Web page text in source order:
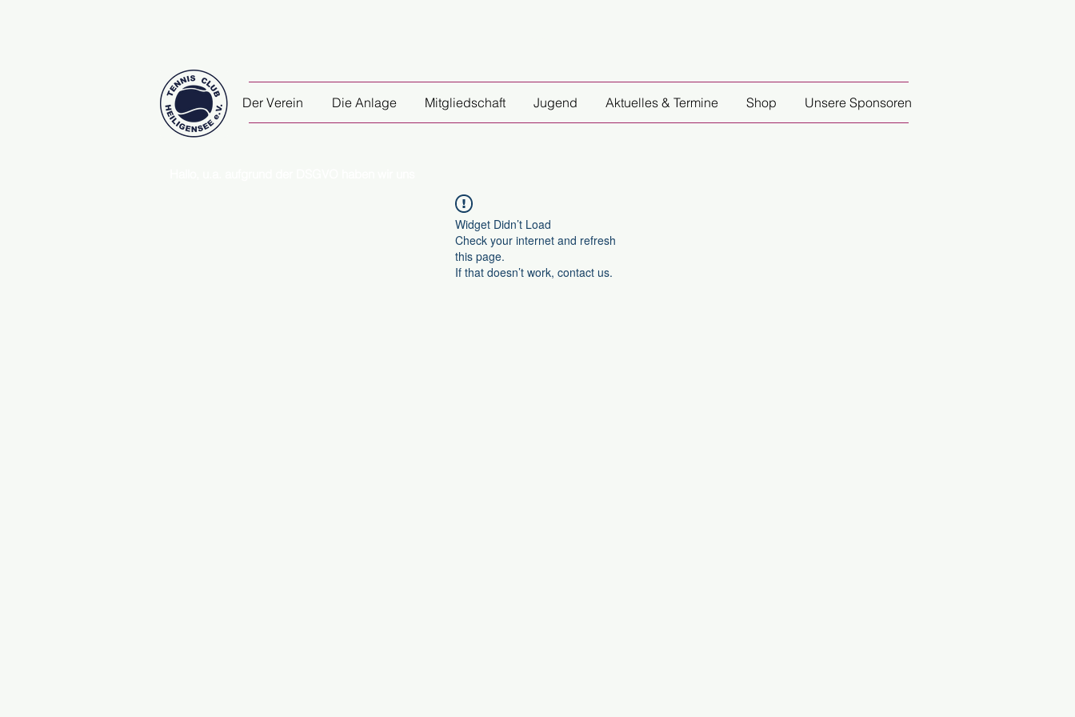
Der Verein Die Anlage Mitgliedschaft Jugend Aktuelles & Termine Shop Unsere Sponsoren
Widget Didn’t Load
Check your internet and refresh
this page.
If that doesn’t work, contact us.